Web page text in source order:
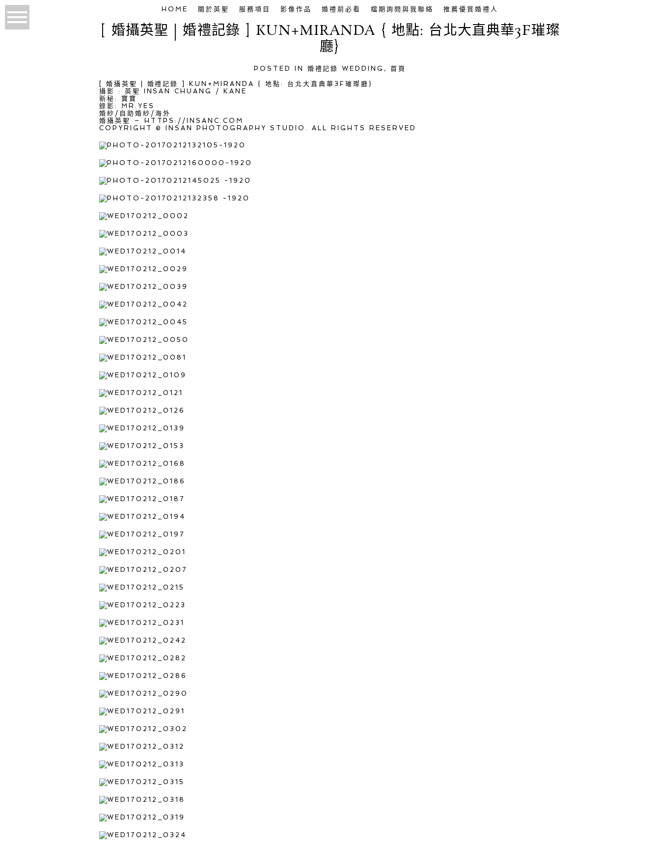
HOME 關於英聖 服務項目 影像作品 婚禮前必看 檔期詢問與我聯絡 推薦優質婚禮人
[ 婚攝英聖 | 婚禮記錄 ] KUN+MIRANDA { 地點: 台北大直典華3F璀璨
廳}
POSTED IN 婚禮記錄 WEDDING ,首頁
[ 婚攝英聖 | 婚禮記錄 ] KUN+MIRANDA { 地點: 台北大直典華3F璀璨廳}
攝影 : 英聖 INSAN CHUANG / KANE
新秘: 寶寶
錄影: MR.YES
婚紗/自助婚紗/海外
婚攝英聖 – HTTPS://INSANC.COM
COPYRIGHT © INSAN PHOTOGRAPHY STUDIO. ALL RIGHTS RESERVED